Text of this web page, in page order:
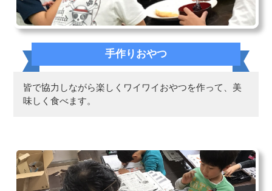
手作りおやつ
皆で協力しながら楽しくワイワイおやつを作って、美
味しく食べます。